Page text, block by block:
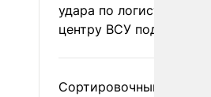
удара по
центру ВСУ под Киевом
Сортировочный пункт